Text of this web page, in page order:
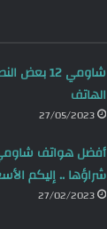
شاومي 12
الهاتف
27/05/2023
شراؤها .. إليكم
27/02/2023